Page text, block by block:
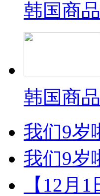
韩国商
韩国商
我们9岁
我们9岁
【12月